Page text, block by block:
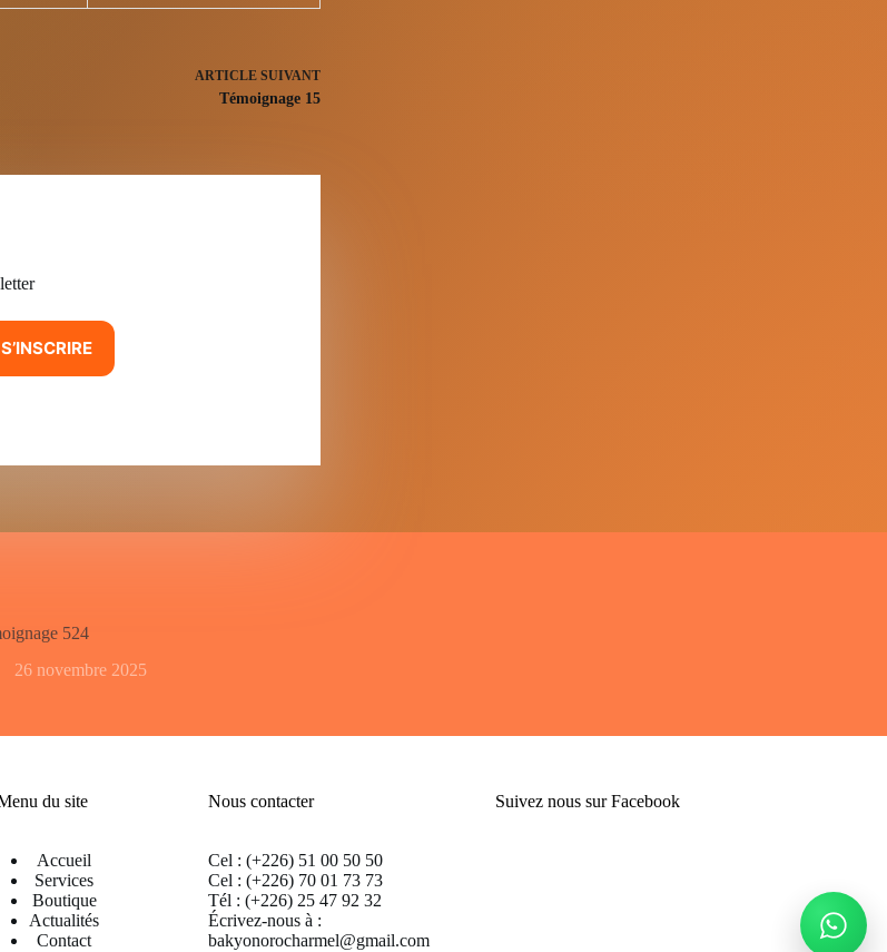
ARTICLESUIVANT
Témoignage 15
S’INSCRIRE
524
26 novembre 2025
du site
Accueil
Services
Boutique
Actualités
Contact
Nous contacter
Cel : (+226) 51 00 50 50
Cel : (+226) 70 01 73 73
Tél : (+226) 25 47 92 32
Écrivez-nous à :
bakyonorocharmel@gmail.com
Suivez nous sur Facebook